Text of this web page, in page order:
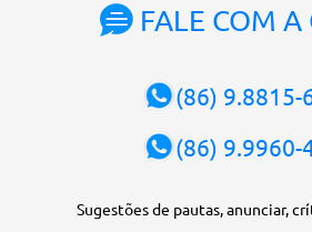
tem sorte de ter o ministro na cadeira de
“Considero, pessoalmente eFALE COM A
(86) 9.8815-
(86) 9.9960-
Sugestões de pautas, anunciar,